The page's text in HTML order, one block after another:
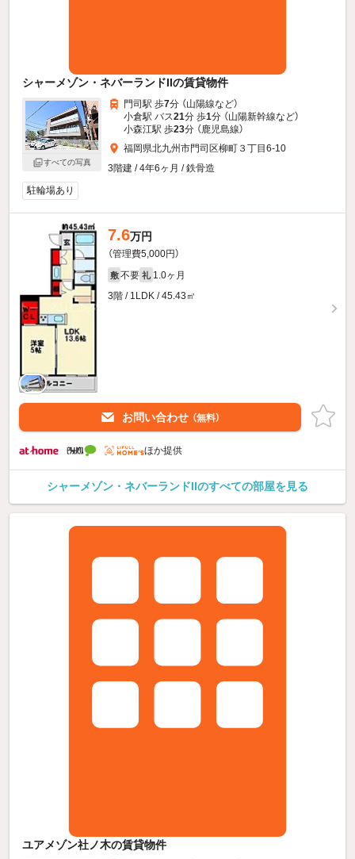
シャーメゾン・ネバーランドIIの賃貸物件
すべての写真
門司駅 歩7分 （山陽線など）
小倉駅 バス21分 歩1分 （山陽新幹線など）
小森江駅 歩23分 （鹿児島線）
福岡県北九州市門司区柳町３丁目6-10
3階建 / 4年6ヶ月 / 鉄骨造
駐輪場あり
7.6万円
（管理費5,000円）
敷 不要 礼 1.0ヶ月
3階 / 1LDK / 45.43㎡
お問い合わせ （無料）
ほか提供
シャーメゾン・ネバーランドIIのすべての部屋を見る
ユアメゾン社ノ木の賃貸物件